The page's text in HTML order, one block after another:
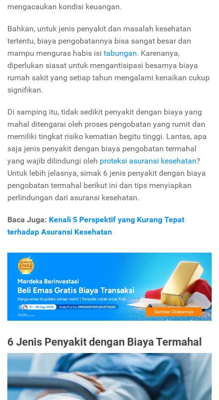
mengacaukan kondisi keuangan.
Bahkan, untuk jenis penyakit dan masalah kesehatan
tertentu, biaya pengobatannya bisa sangat besar dan
mampu menguras habis isi tabungan. Karenanya,
diperlukan siasat untuk mengantisipasi besarnya biaya
rumah sakit yang setiap tahun mengalami kenaikan cukup
signifikan.
Di samping itu, tidak sedikit penyakit dengan biaya yang
mahal ditengarai oleh proses pengobatan yang rumit dan
memiliki tingkat risiko kematian begitu tinggi. Lantas, apa
saja jenis penyakit dengan biaya pengobatan termahal
yang wajib dilindungi oleh proteksi asuransi kesehatan?
Untuk lebih jelasnya, simak 6 jenis penyakit dengan biaya
pengobatan termahal berikut ini dan tips menyiapkan
perlindungan dari asuransi kesehatan.
Baca Juga: Kenali 5 Perspektif yang Kurang Tepat
terhadap Asuransi Kesehatan
6 Jenis Penyakit dengan Biaya Termahal